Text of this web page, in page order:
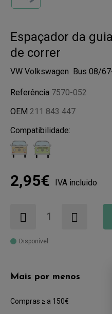
Espaçador da
de correr
VW Volkswagen ​ Bus 08/
Referência 7570-052
OEM 211 843 447
Compatibilidade:
2,95€ IVA incluido
Disponível
Mais por menos
Compras ≥ a 150€